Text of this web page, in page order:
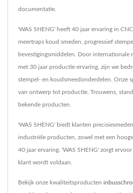
documentatie.
'WAS SHENG' heeft 40 jaar ervaring in
meertraps koud smeden, progressief
bevestigingsmiddelen. Door internationale
met 30 jaar productie-ervaring, zijn we
stempel- en koudsmeedonderdelen. Onze
van ontwerp tot productie. Trouwens,
bekende producten.
'WAS SHENG' biedt klanten
industriële producten, zowel met een
40 jaar ervaring. 'WAS SHENG' zorgt
klant wordt voldaan.
Bekijk onze kwaliteitsproducten